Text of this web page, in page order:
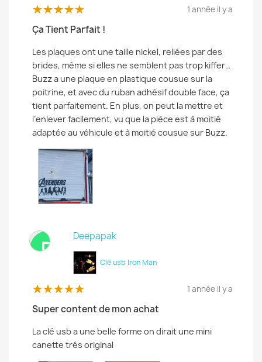
1 année il y a
Ça Tient Parfait !
Les plaques ont une taille nickel, reliées par des
brides, même si elles ne semblent pas trop kiffer…
Buzz a une plaque en plastique cousue sur la
poitrine, et avec du ruban adhésif double face, ça
tient parfaitement. En plus, on peut la mettre et
l’enlever facilement, vu que la pièce est à moitié
adaptée au véhicule et à moitié cousue sur Buzz.
D
Deepapak
Clé usb Iron Man
1 année il y a
Super content de mon achat
La clé usb a une belle forme on dirait une mini
canette trés original